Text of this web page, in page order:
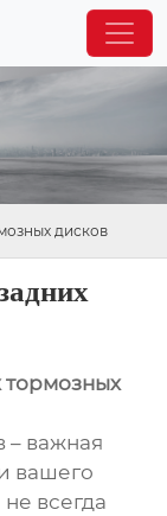
дисков
тормозных
– важная
вашего
всегда